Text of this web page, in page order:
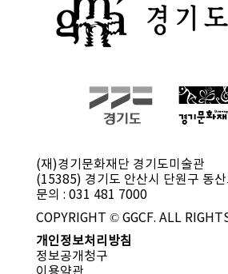
(재)경기문화재단 경기도미술관
(15385) 경기도 안산시 단원구 동
문의 : 031 481 7000
COPYRIGHT © GGCF. ALL
개인정보처리방침
정보공개청구